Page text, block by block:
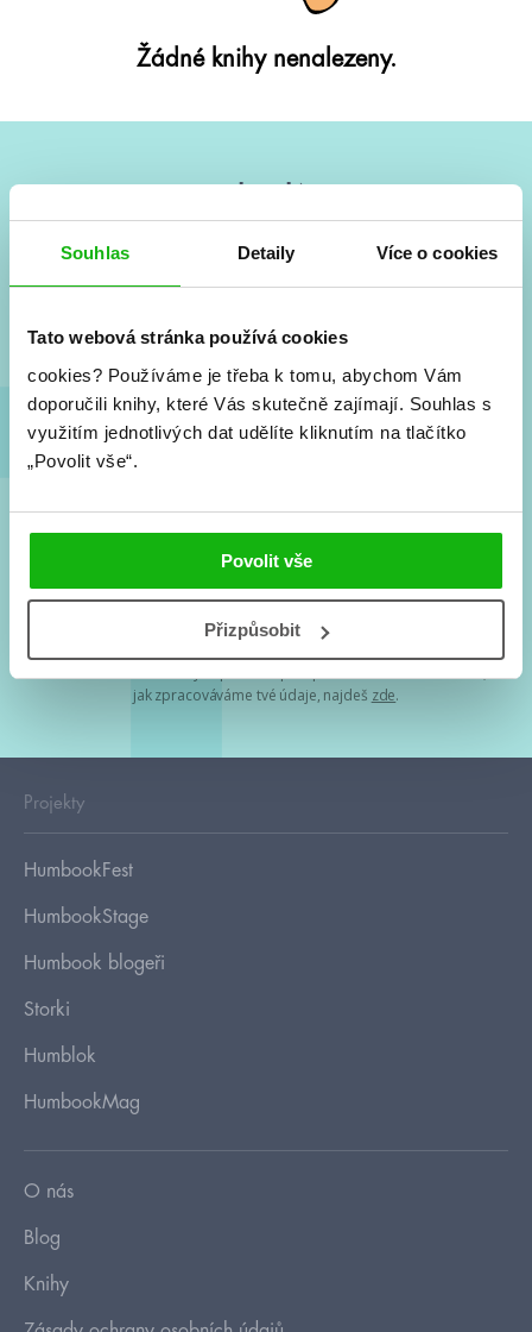
Souhlas Detaily Více o cookies
Tato webová stránka používá cookies
cookies? Používáme je třeba k tomu, abychom Vám
doporučili knihy, které Vás skutečně zajímají. Souhlas s
využitím jednotlivých dat udělíte kliknutím na tlačítko
„Povolit vše“.
Povolit vše
Přizpůsobit
Žádné knihy nenalezeny.
Vše kolem #youngadult každý měsíc rovnou do mailu!
a seriálové adaptace a další.
Souhlasím spodmínkami zpracování osobních údajů
Tvá e-mailová adresa je u nás v bezpečí. Přečti si
jak zpracováváme tvé údaje, najdeš zde.
Projekty
HumbookFest
HumbookStage
Humbook blogeři
Storki
Humblok
HumbookMag
O nás
Blog
Knihy